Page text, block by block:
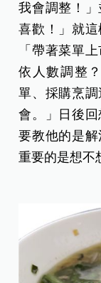
我會調整！
喜歡！」就這
「帶著菜單
依人數調整
單、採購烹
會。」日後
要教他的是
重要的是想不